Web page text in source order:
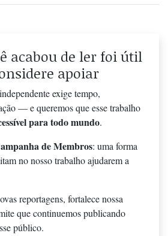
acabou de ler foi útil
apoiar
exige tempo,
— e queremos que esse trabalho
para todo mundo.
de Membros: uma forma
no nosso trabalho ajudarem a
reportagens, fortalece nossa
que continuemos publicando
público.